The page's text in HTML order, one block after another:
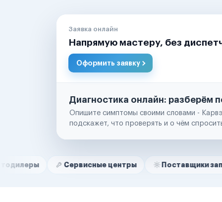
Заявка онлайн
Напрямую мастеру, без
Оформить заявку
Диагностика онлайн: разберём
Опишите симптомы своими словами -
подскажет, что проверять и о чём
Нам доверяют
Сервисные центры Поставщики запчастей
Маркетплейсы